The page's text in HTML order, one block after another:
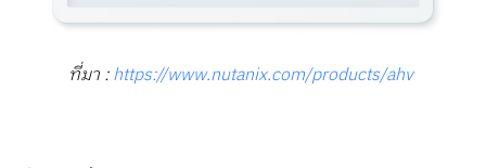
ที่มา :https://www.nutanix.com/products/ahv